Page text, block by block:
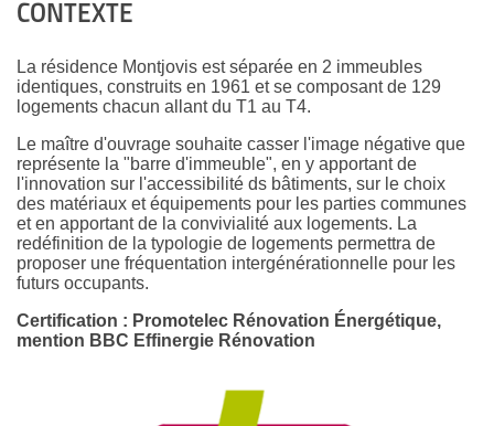
CONTEXTE
La résidence Montjovis est séparée en 2 immeubles
identiques, construits en 1961 et se composant de 129
logements chacun allant du T1 au T4.
Le maître d'ouvrage souhaite casser l'image négative que
représente la "barre d'immeuble", en y apportant de
l'innovation sur l'accessibilité ds bâtiments, sur le choix
des matériaux et équipements pour les parties communes
et en apportant de la convivialité aux logements. La
redéfinition de la typologie de logements permettra de
proposer une fréquentation intergénérationnelle pour les
futurs occupants.
Certification : Promotelec Rénovation Énergétique,
mention BBC Effinergie Rénovation